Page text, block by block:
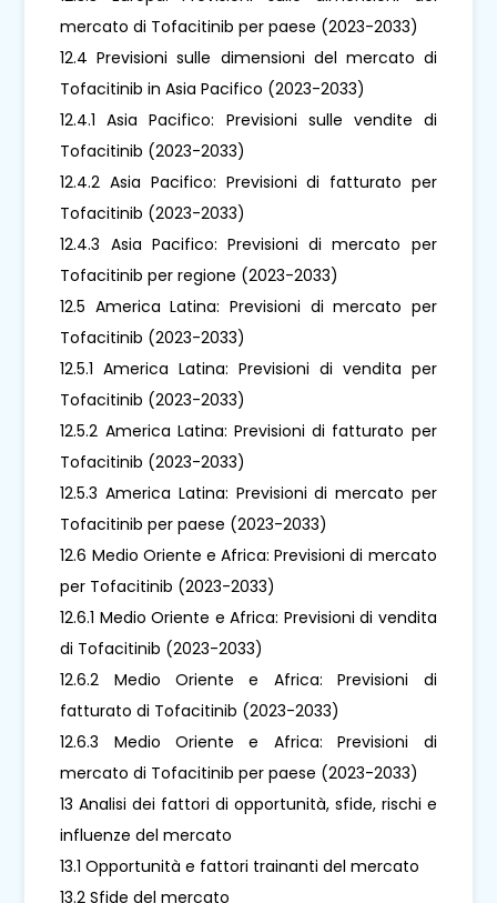
mercato di Tofacitinib per paese (2023-2033)
12.4 Previsioni sulle dimensioni del mercato di
Tofacitinib in Asia Pacifico (2023-2033)
12.4.1 Asia Pacifico: Previsioni sulle vendite di
Tofacitinib (2023-2033)
12.4.2 Asia Pacifico: Previsioni di fatturato per
Tofacitinib (2023-2033)
12.4.3 Asia Pacifico: Previsioni di mercato per
Tofacitinib per regione (2023-2033)
12.5 America Latina: Previsioni di mercato per
Tofacitinib (2023-2033)
12.5.1 America Latina: Previsioni di vendita per
Tofacitinib (2023-2033)
12.5.2 America Latina: Previsioni di fatturato per
Tofacitinib (2023-2033)
12.5.3 America Latina: Previsioni di mercato per
Tofacitinib per paese (2023-2033)
12.6 Medio Oriente e Africa: Previsioni di mercato
per Tofacitinib (2023-2033)
12.6.1 Medio Oriente e Africa: Previsioni di vendita
di Tofacitinib (2023-2033)
12.6.2 Medio Oriente e Africa: Previsioni di
fatturato di Tofacitinib (2023-2033)
12.6.3 Medio Oriente e Africa: Previsioni di
mercato di Tofacitinib per paese (2023-2033)
13 Analisi dei fattori di opportunità, sfide, rischi e
influenze del mercato
13.1 Opportunità e fattori trainanti del mercato
13.2 Sfide del mercato